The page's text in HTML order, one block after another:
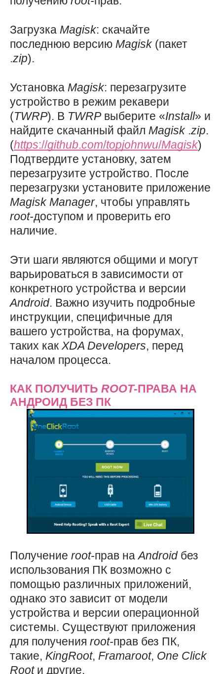
Загрузка Magisk: скачайте
последнюю версию Magisk (пакет
.zip).
Установка Magisk: перезагрузите
устройство в режим рекавери
(TWRP). В TWRPвыберите «Install» и
найдите скачанный файл Magisk .zip.
(https://github.com/topjohnwu/Magisk)
Подтвердите установку, затем
перезагрузите устройство. После
перезагрузки установите приложение
Magisk Manager, чтобы управлять
root-доступом и проверить его
наличие.
Эти шаги являются общими и могут
варьироваться в зависимости от
конкретного устройства и версии
Android. Важно изучить подробные
инструкции, специфичные для
вашего устройства, на форумах,
таких как XDA Developers, перед
началом процесса.
КАК ПОЛУЧИТЬ ROOT-ПРАВА НА
АНДРОИД БЕЗ ПК
Получение root-прав наAndroid без
использования ПК возможно с
помощью различных приложений,
однако это зависит от модели
устройства и версии операционной
системы. Существуют приложения
для получения root-прав без ПК,
такие, KingRoot, Framaroot, One Click
Root и другие.